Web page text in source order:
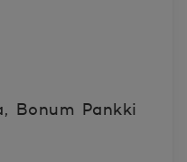
Bonum Pankki